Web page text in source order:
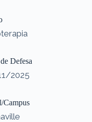
Defesa
2025
Campus